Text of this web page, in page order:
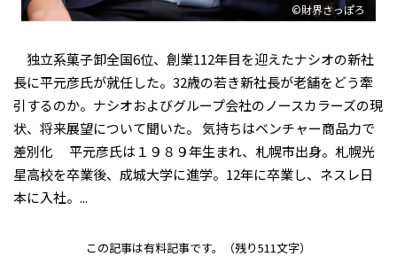
©財界さっぽろ
独立系菓子卸全国6位、創業112年目を迎えたナシオの新社
長に平元彦氏が就任した。32歳の若き新社長が老舗をどう牽
引するのか。ナシオおよびグループ会社のノースカラーズの現
状、将来展望について聞いた。 気持ちはベンチャー商品力で
差別化 平元彦氏は１９８９年生まれ、札幌市出身。札幌光
星高校を卒業後、成城大学に進学。12年に卒業し、ネスレ日
本に入社。...
この記事は有料記事です。 （残り511文字）